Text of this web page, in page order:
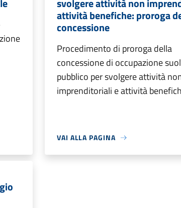
svolgere attività non
attività benefiche: proroga
concessione
Procedimento di proroga della
concessione di occupazione
pubblico per svolgere attività
imprenditoriali e attività
VAI ALLA PAGINA